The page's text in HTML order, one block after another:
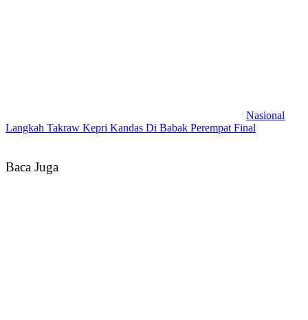
Nasional
Langkah Takraw Kepri Kandas Di Babak Perempat Final
Baca Juga